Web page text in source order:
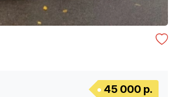
45 000 р.